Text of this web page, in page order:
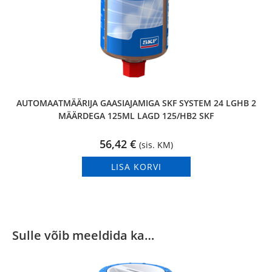
AUTOMAATMÄÄRIJA GAASIAJAMIGA SKF SYSTEM 24 LGHB 2
MÄÄRDEGA 125ML LAGD 125/HB2 SKF
56,42 € (sis. KM)
LISA KORVI
Sulle võib meeldida ka…